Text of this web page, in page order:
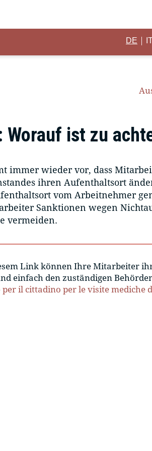
DE
ist zu
immer wieder vor, dass
ihren Aufenthaltsort
vom Arbeitnehmer
Sanktionen wegen
vermeiden.
Link können Ihre Mitarbeiter
einfach den zuständigen
per il cittadino per le visite mediche